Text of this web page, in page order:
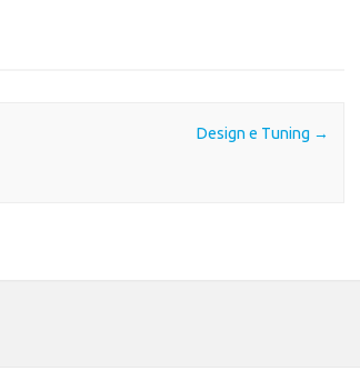
Design e Tuning →